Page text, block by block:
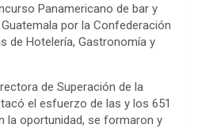
Panamericano de bar y
por la Confederación
de Hotelería, Gastronomía y
de Superación de la
el esfuerzo de las y los 651
la oportunidad, se formaron y